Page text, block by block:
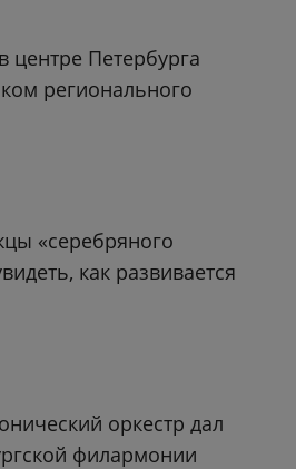
центре Петербурга
регионального
«серебряного
как развивается
оркестр дал
филармонии